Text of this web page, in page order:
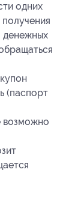
одних
денежных
(паспорт
возможно